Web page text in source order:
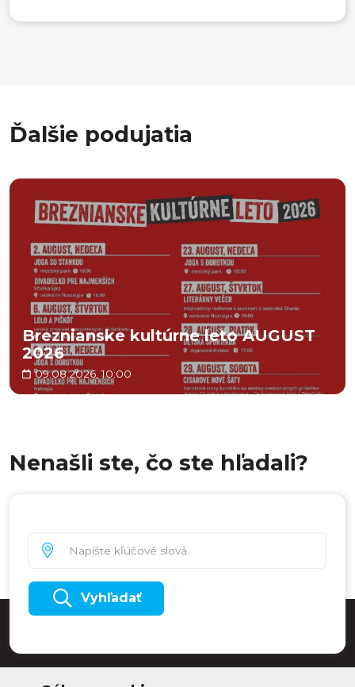
Ďalšie podujatia
Breznianske kultúrne leto AUGUST
2026
09.08.2026, 10:00
Nenašli ste, čo ste hľadali?
Vyhľadať